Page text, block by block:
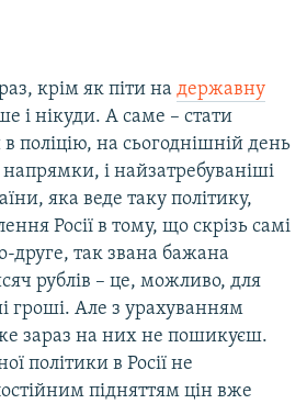
крім як піти на державну
і нікуди. А саме – стати
поліцію, на сьогоднішній день
і найзатребуваніші
яка веде таку політику,
Росії в тому, що скрізь самі
друге, так звана бажана
рублів – це, можливо, для
гроші. Але з урахуванням
зараз на них не пошикуєш.
політики в Росії не
підняттям цін вже